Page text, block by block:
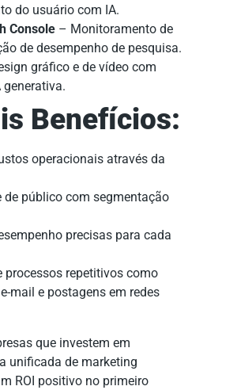
do usuário com IA.
Console – Monitoramento de
de desempenho de pesquisa.
gráfico e de vídeo com
generativa.
Benefícios:
operacionais através da
de público com segmentação
precisas para cada
processos repetitivos como
mail e postagens em redes
que investem em
unificada de marketing
ROI positivo no primeiro